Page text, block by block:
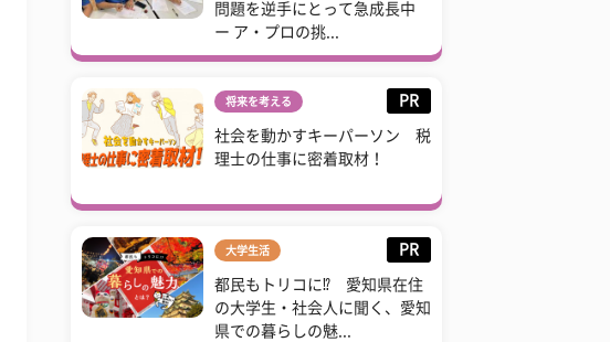
問題を逆手にとって急成長中
ー ア・プロの挑...
将来を考える PR
社会を動かすキーパーソン 税
理士の仕事に密着取材！
大学生活 PR
都民もトリコに⁉ 愛知県在住
の大学生・社会人に聞く、愛知
県での暮らしの魅...